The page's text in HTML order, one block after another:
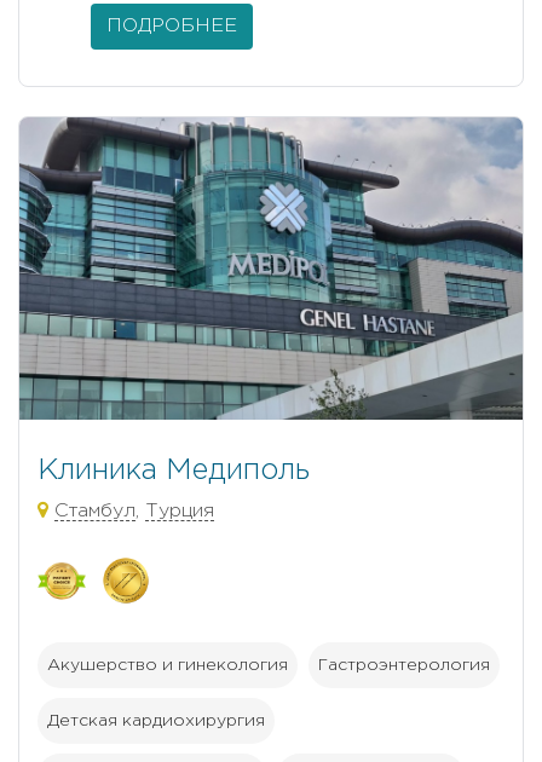
ПОДРОБНЕЕ
Клиника Медиполь
Стамбул, Турция
Акушерство и гинекология Гастроэнтерология
Детская кардиохирургия